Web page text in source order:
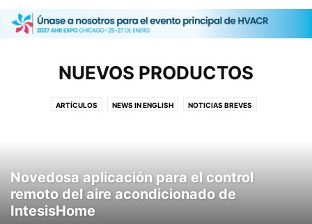
NUEVOS PRODUCTOS
ARTÍCULOS NEWS IN ENGLISH NOTICIAS BREVES
Novedosa aplicación para el control
remoto del aire acondicionado de
IntesisHome